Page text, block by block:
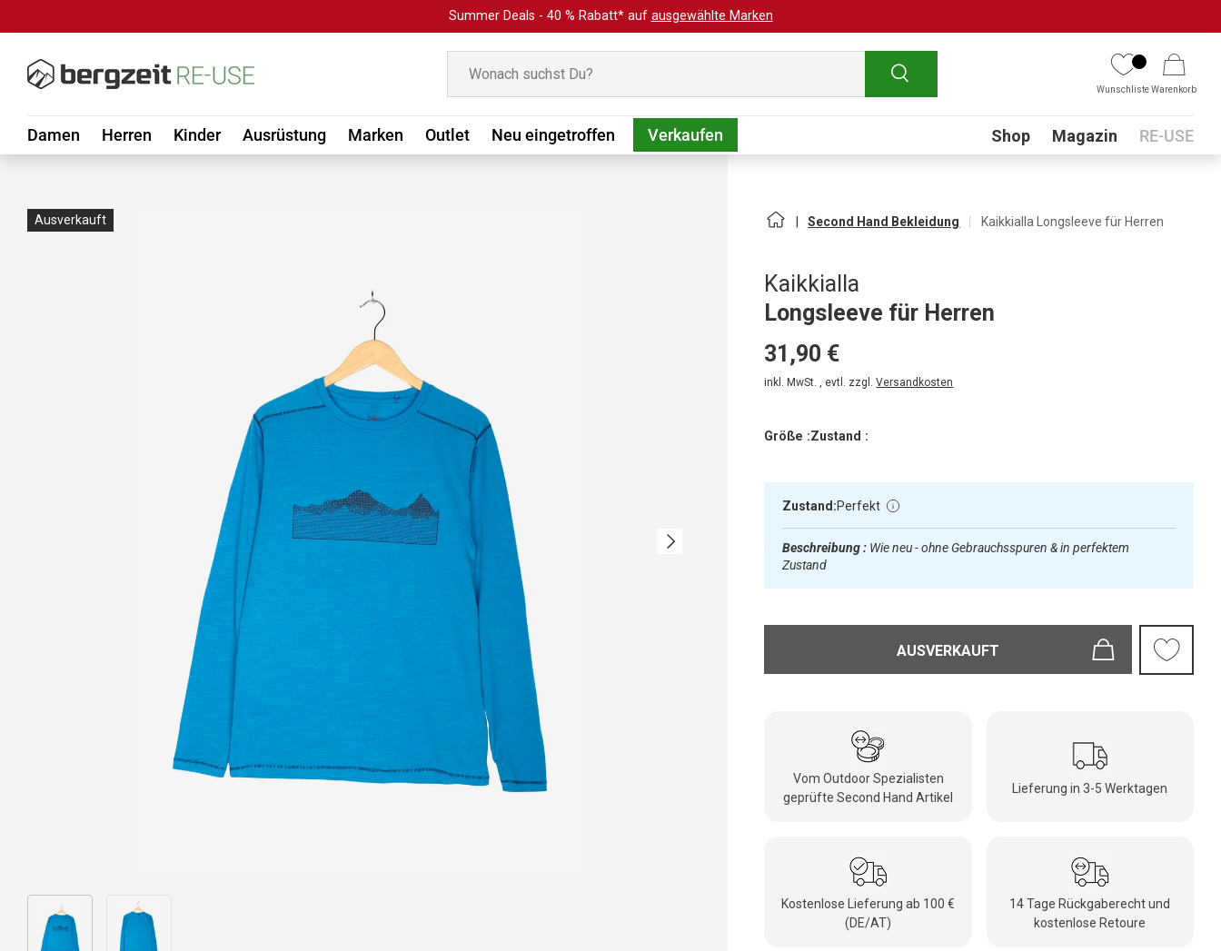
Summer Deals - 40 % Rabatt* auf ausgewählte Marken
Suchen
WunschlisteWarenkorb
Damen Herren Kinder Ausrüstung Marken Outlet Neu eingetroffen Verkaufen Submenu
Shop Magazin RE-USE
Ausverkauft
Nächste
Second Hand Bekleidung Kaikkialla Longsleeve für Herren
Kaikkialla
Longsleeve für Herren
31,90 €
inkl. MwSt. , evtl. zzgl.Versandkosten
Größe :Zustand :
Zustand:Perfekt
Beschreibung : Wie neu - ohne Gebrauchsspuren & in perfektem
Zustand
AUSVERKAUFT
Vom Outdoor Spezialisten
geprüfte Second Hand Artikel
Lieferung in 3-5 Werktagen
Kostenlose Lieferung ab 100 €
(DE/AT)
14 Tage Rückgaberecht und
kostenlose Retoure